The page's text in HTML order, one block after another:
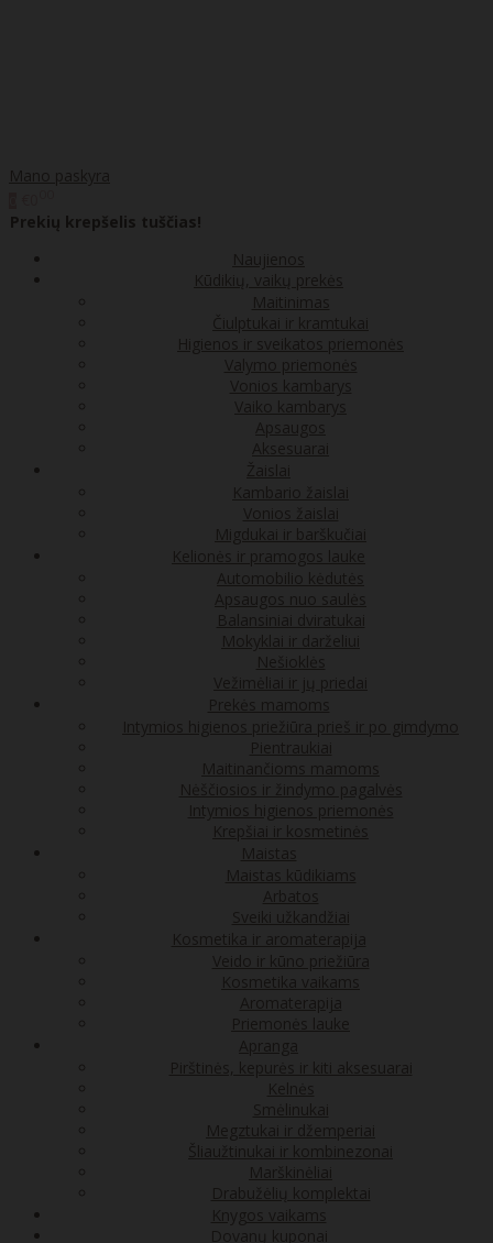
Mano paskyra
Prekių krepšelis tuščias!
Naujienos
Kūdikių, vaikų prekės
Maitinimas
Čiulptukai ir kramtukai
Higienos ir sveikatos priemonės
Valymo priemonės
Vonios kambarys
Vaiko kambarys
Apsaugos
Aksesuarai
Žaislai
Kambario žaislai
Vonios žaislai
Migdukai ir barškučiai
Kelionės ir pramogos lauke
Automobilio kėdutės
Apsaugos nuo saulės
Balansiniai dviratukai
Mokyklai ir darželiui
Nešioklės
Vežimėliai ir jų priedai
Prekės mamoms
Intymios higienos priežiūra prieš ir po gimdymo
Pientraukiai
Maitinančioms mamoms
Nėščiosios ir žindymo pagalvės
Intymios higienos priemonės
Krepšiai ir kosmetinės
Maistas
Maistas kūdikiams
Arbatos
Sveiki užkandžiai
Kosmetika ir aromaterapija
Veido ir kūno priežiūra
Kosmetika vaikams
Aromaterapija
Priemonės lauke
Apranga
Pirštinės, kepurės ir kiti aksesuarai
Kelnės
Smėlinukai
Megztukai ir džemperiai
Šliaužtinukai ir kombinezonai
Marškinėliai
Drabužėlių komplektai
Knygos vaikams
Dovanų kuponai